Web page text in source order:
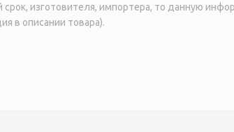
изготовителя, импортера, то данную
в описании товара).